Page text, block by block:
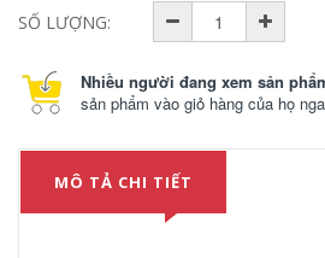
SỐ LƯỢNG:
Nhiều người đang xem sản
sản phẩm vào giỏ hàng của họ
MÔ TẢ CHI TIẾT